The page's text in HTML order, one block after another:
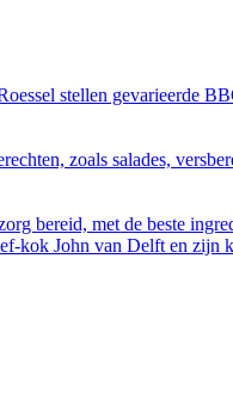
stellen gevarieerde
zoals salades,
bereid, met de beste
kok John van Delft en zijn